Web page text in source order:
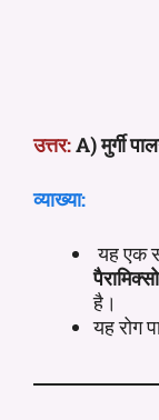
उत्तर:A) मुर्गी
व्याख्या:
यह एक
है।
यह रोग